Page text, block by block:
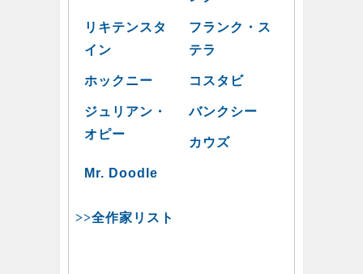
リキテンスタ
イン
フランク・ス
テラ
ホックニー コスタビ
ジュリアン・
オピー
バンクシー
カウズ
Mr. Doodle
>>全作家リスト